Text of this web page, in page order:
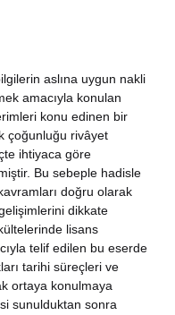
Felsefe
Fransızca
Ingilizce
Kişisel Gelişim
Psikoloji
aslına uygun nakli
amacıyla konulan
konu edinen bir
çoğunluğu rivâyet
ihtiyaca göre
Bu sebeple hadisle
doğru olarak
dikkate
lisans
telif edilen bu eserde
tarihi süreçleri ve
ortaya konulmaya
sunulduktan sonra